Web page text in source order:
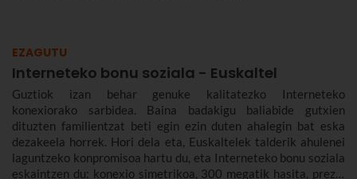
EZAGUTU
Interneteko bonu soziala - Euskaltel
Guztiok izan behar genuke kalitatezko Interneteko
konexiorako sarbidea. Baina badakigu baliabide gutxien
dituzten familientzat beti egin ezin duten ahalegin bat eska
dezakeela horrek. Hori dela eta, Euskaltelek talderik ahulenei
laguntzeko konpromisoa hartu du, eta Interneteko bonu soziala
eskaintzen du: konexio simetrikoa, 300 megatik hasita, prezio